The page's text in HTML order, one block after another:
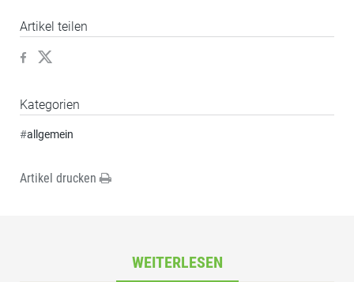
Artikel teilen
Kategorien
#allgemein
Artikel drucken
WEITERLESEN